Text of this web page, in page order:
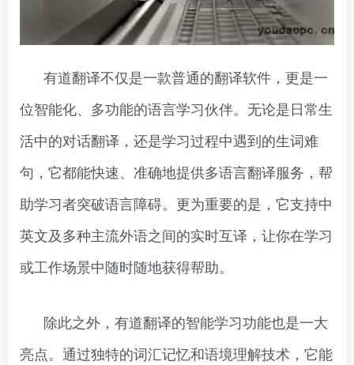
有道翻译不仅是一款普通的翻译软件，更是一
位智能化、多功能的语言学习伙伴。无论是日常生
活中的对话翻译，还是学习过程中遇到的生词难
句，它都能快速、准确地提供多语言翻译服务，帮
助学习者突破语言障碍。更为重要的是，它支持中
英文及多种主流外语之间的实时互译，让你在学习
或工作场景中随时随地获得帮助。
除此之外，有道翻译的智能学习功能也是一大
亮点。通过独特的词汇记忆和语境理解技术，它能